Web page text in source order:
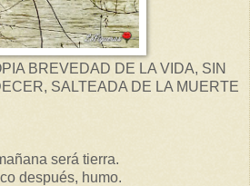
BREVEDAD DE LA VIDA, SIN
SALTEADA DE LA MUERTE
será tierra.
después, humo.